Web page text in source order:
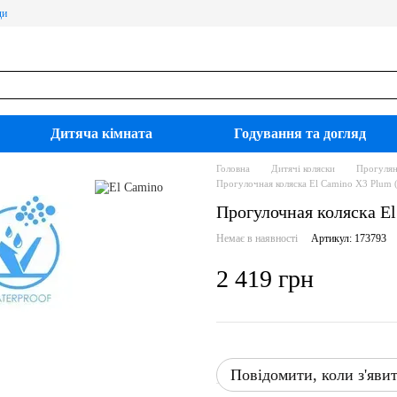
Дитяча кімната Годування та догляд
Головна Дитячі коляски
Прогулочная коляска El Camino X3
Прогулочная коляска
Немає в наявності Артикул: 173793
2 419 грн
Повідомити, коли